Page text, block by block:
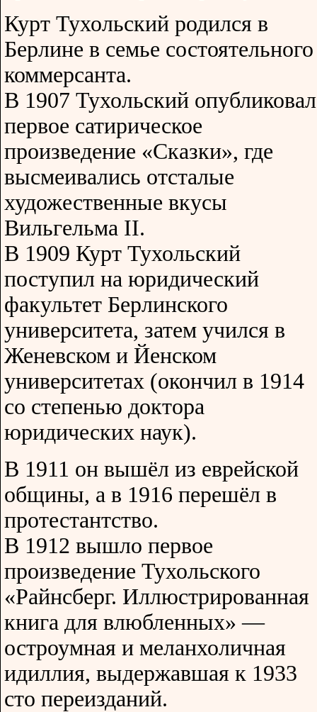
Курт Тухольский родился в
Берлине в семье состоятельного
коммерсанта.
В 1907 Тухольский опубликовал
первое сатирическое
произведение «Сказки», где
высмеивались отсталые
художественные вкусы
Вильгельма II.
В 1909 Курт Тухольский
поступил на юридический
факультет Берлинского
университета, затем учился в
Женевском и Йенском
университетах (окончил в 1914
со степенью доктора
юридических наук).
В 1911 он вышёл из еврейской
общины, а в 1916 перешёл в
протестантство.
В 1912 вышло первое
произведение Тухольского
«Райнсберг. Иллюстрированная
книга для влюбленных» —
остроумная и меланхоличная
идиллия, выдержавшая к 1933
сто переизданий.